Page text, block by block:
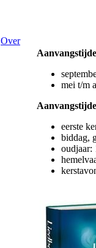
Over
mei t/m
eerste
biddag,
oudjaar: